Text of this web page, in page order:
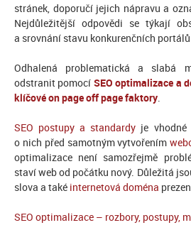
stránek, doporučí jejich nápravu a
Nejdůležitější odpovědi se týkají
a srovnání stavu konkurenčních portálů.
Odhalená problematická a slabá
odstranit pomocí SEO optimalizace a
klíčové on page off page faktory
SEO postupy a standardy je
o nich před samotným vytvořením
optimalizace není samozřejmě
staví web od počátku nový. Důležitá
slova a také internetová doména
SEO optimalizace – rozbory, postupy,